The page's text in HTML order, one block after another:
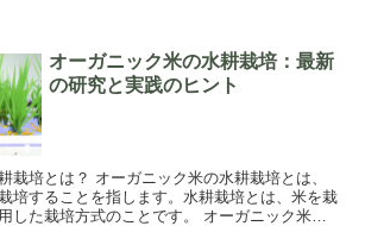
オーガニック米の水耕栽培：最新
の研究と実践のヒント
栽培とは？ オーガニック米の水耕栽培とは、
培することを指します。水耕栽培とは、米を栽
した栽培方式のことです。 オーガニック米の